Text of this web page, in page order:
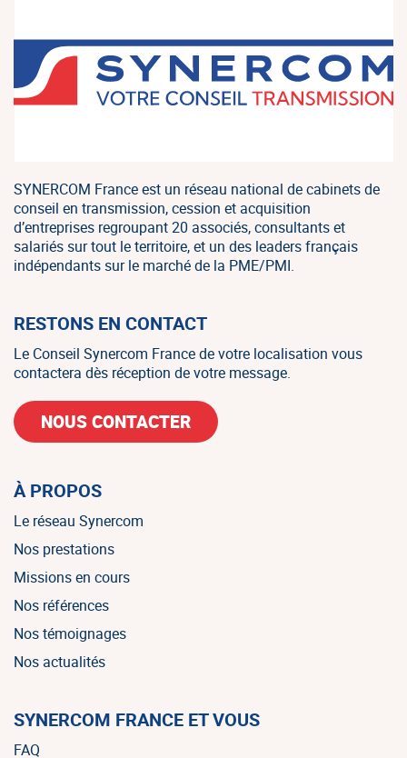
SYNERCOM France est un réseau national de cabinets de
conseil en transmission, cession et acquisition
d’entreprises regroupant 20 associés, consultants et
salariés sur tout le territoire, et un des leaders français
indépendants sur le marché de la PME/PMI.
RESTONS EN CONTACT
Le Conseil Synercom France de votre localisation vous
contactera dès réception de votre message.
NOUS CONTACTER
À PROPOS
Le réseau Synercom
Nos prestations
Missions en cours
Nos références
Nos témoignages
Nos actualités
SYNERCOM FRANCE ET VOUS
FAQ